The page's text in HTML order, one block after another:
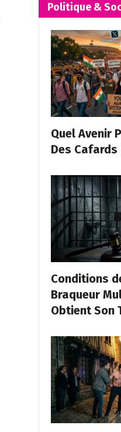
Politique &
Quel Avenir
Des Cafards
Conditions
Braqueur
Obtient Son